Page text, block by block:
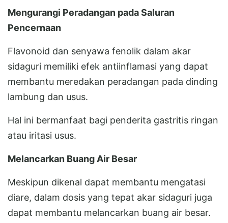
Mengurangi Peradangan pada Saluran
Pencernaan
Flavonoid dan senyawa fenolik dalam akar
sidaguri memiliki efek antiinflamasi yang dapat
membantu meredakan peradangan pada dinding
lambung dan usus.
Hal ini bermanfaat bagi penderita gastritis ringan
atau iritasi usus.
Melancarkan Buang Air Besar
Meskipun dikenal dapat membantu mengatasi
diare, dalam dosis yang tepat akar sidaguri juga
dapat membantu melancarkan buang air besar.